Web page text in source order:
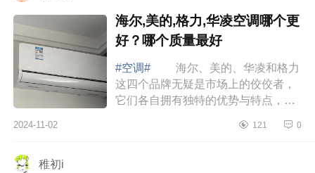
海尔,美的,格力,华凌空调哪个更
好？哪个质量最好
#空调#
海尔、美的、华凌和格力
这四个品牌无疑是市场上的佼佼者，
它们各自拥有独特的优势与特点，满
家介绍下海尔,美的,格力,华凌空调哪
2024-11-02 121 0
稚初i